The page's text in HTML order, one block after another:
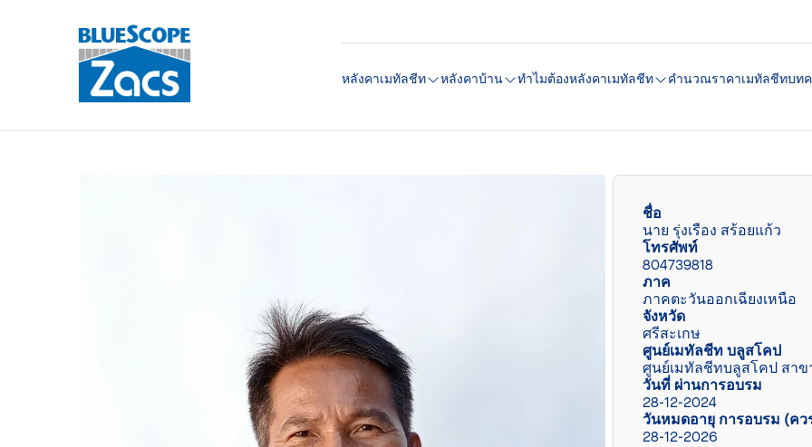
หลังคาเมทัลชีท หลังคาบ้าน ทำไมต้องหลังคาเมทัลชีท คํานวณราคาเมทัลชีทบท
ชื่อ
นาย รุ่งเรือง สร้อยแก้ว
โทรศัพท์
804739818
ภาค
ภาคตะวันออกเฉียงเหนือ
จังหวัด
ศรีสะเกษ
ศูนย์เมทัลชีท บลูสโคป
ศูนย์เมทัลชีทบลูสโคป สาข
วันที่ ผ่านการอบรม
28-12-2024
วันหมดอายุ การอบรม (ค
28-12-2026